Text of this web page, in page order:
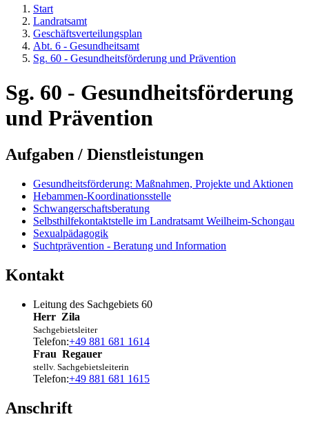
Start
Landratsamt
Geschäftsverteilungsplan
Abt. 6 - Gesundheitsamt
Sg. 60 - Gesundheitsförderung und Prävention
Sg. 60 - Gesundheitsförderung
und Prävention
Aufgaben / Dienstleistungen
Gesundheitsförderung: Maßnahmen, Projekte und Aktionen
Hebammen-Koordinationsstelle
Schwangerschaftsberatung
Selbsthilfekontaktstelle im Landratsamt Weilheim-Schongau
Sexualpädagogik
Suchtprävention - Beratung und Information
Kontakt
Leitung des Sachgebiets 60
Herr Zila
Sachgebietsleiter
Telefon:+49 881 681 1614
Frau Regauer
stellv. Sachgebietsleiterin
Telefon:+49 881 681 1615
Anschrift